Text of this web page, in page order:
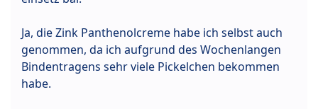
Ja, die Zink Panthenolcreme habe ich selbst auch
genommen, da ich aufgrund des Wochenlangen
Bindentragens sehr viele Pickelchen bekommen
habe.